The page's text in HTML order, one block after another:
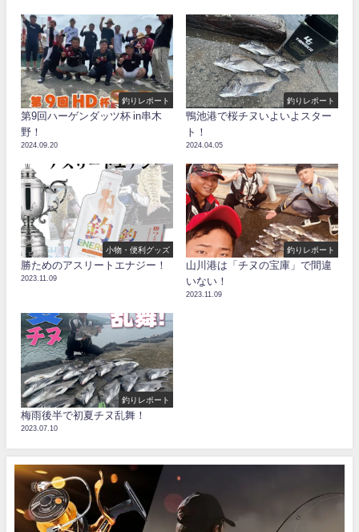
釣りレポート
第9回ハーゲンダッツ杯 in串木
野！
2024.09.20
釣りレポート
鴨池港で桜チヌいよいよスター
ト！
2024.04.05
小物・便利グッズ
勝ためのアスリートエナジー！
2023.11.09
釣りレポート
山川港は「チヌの宝庫」で間違
いない！
2023.11.09
釣りレポート
梅雨後半で初夏チヌ乱舞！
2023.07.10